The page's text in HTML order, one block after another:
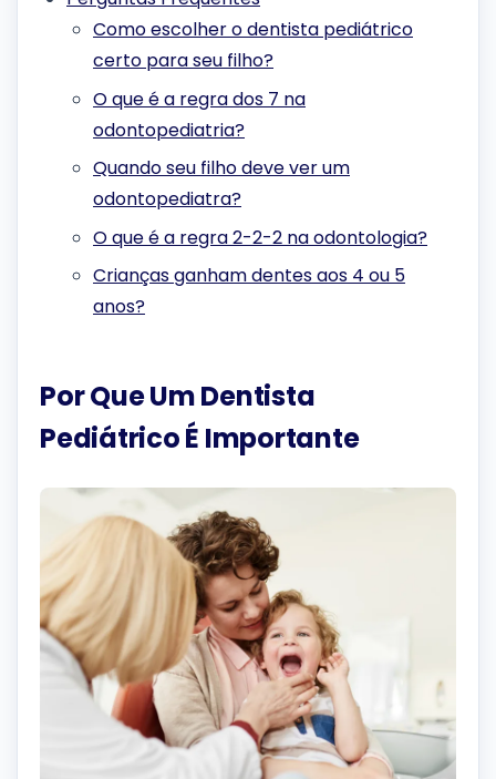
Como escolher o dentista pediátrico
certo para seu filho?
O que é a regra dos 7 na
odontopediatria?
Quando seu filho deve ver um
odontopediatra?
O que é a regra 2-2-2 na odontologia?
Crianças ganham dentes aos 4 ou 5
anos?
Por Que Um Dentista
Pediátrico É Importante